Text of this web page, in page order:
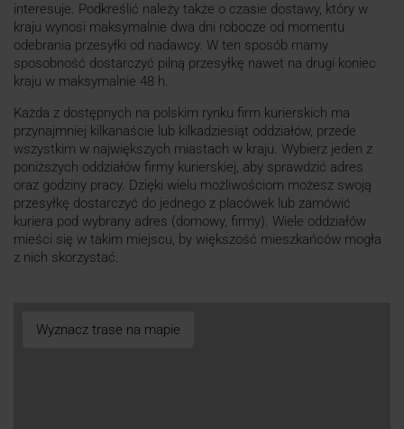
interesuje. Podkreślić należy także o czasie dostawy, który w
kraju wynosi maksymalnie dwa dni robocze od momentu
odebrania przesyłki od nadawcy. W ten sposób mamy
sposobność dostarczyć pilną przesyłkę nawet na drugi koniec
kraju w maksymalnie 48 h.
Każda z dostępnych na polskim rynku firm kurierskich ma
przynajmniej kilkanaście lub kilkadziesiąt oddziałów, przede
wszystkim w największych miastach w kraju. Wybierz jeden z
poniższych oddziałów firmy kurierskiej, aby sprawdzić adres
oraz godziny pracy. Dzięki wielu możliwościom możesz swoją
przesyłkę dostarczyć do jednego z placówek lub zamówić
kuriera pod wybrany adres (domowy, firmy). Wiele oddziałów
mieści się w takim miejscu, by większość mieszkańców mogła
z nich skorzystać.
Wyznacz trase na mapie